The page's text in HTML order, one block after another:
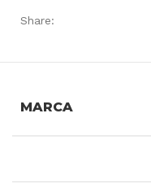
Share:
MARCA